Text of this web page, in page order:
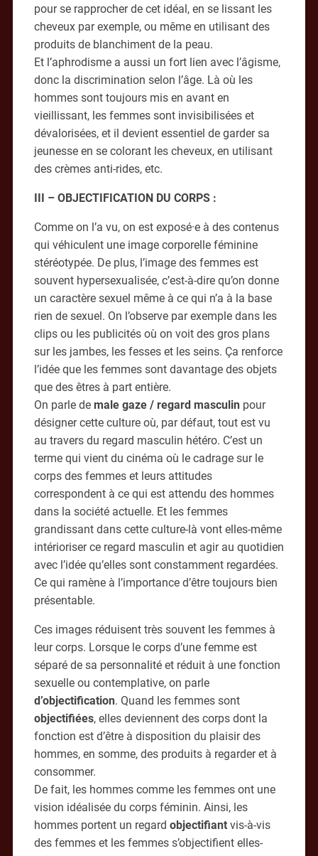
pour se rapprocher de cet idéal, en se lissant les
cheveux par exemple, ou même en utilisant des
produits de blanchiment de la peau.
Et l’aphrodisme a aussi un fort lien avec l’âgisme,
donc la discrimination selon l’âge. Là où les
hommes sont toujours mis en avant en
vieillissant, les femmes sont invisibilisées et
dévalorisées, et il devient essentiel de garder sa
jeunesse en se colorant les cheveux, en utilisant
des crèmes anti-rides, etc.
III – OBJECTIFICATION DU CORPS :
Comme on l’a vu, on est exposé·e à des contenus
qui véhiculent une image corporelle féminine
stéréotypée. De plus, l’image des femmes est
souvent hypersexualisée, c’est-à-dire qu’on donne
un caractère sexuel même à ce qui n’a à la base
rien de sexuel. On l’observe par exemple dans les
clips ou les publicités où on voit des gros plans
sur les jambes, les fesses et les seins. Ça renforce
l’idée que les femmes sont davantage des objets
que des êtres à part entière.
On parle demale gaze / regard masculinpour
désigner cette culture où, par défaut, tout est vu
au travers du regard masculin hétéro. C’est un
terme qui vient du cinéma où le cadrage sur le
corps des femmes et leurs attitudes
correspondent à ce qui est attendu des hommes
dans la société actuelle. Et les femmes
grandissant dans cette culture-là vont elles-même
intérioriser ce regard masculin et agir au quotidien
avec l’idée qu’elles sont constamment regardées.
Ce qui ramène à l’importance d’être toujours bien
présentable.
Ces images réduisent très souvent les femmes à
leur corps. Lorsque le corps d’une femme est
séparé de sa personnalité et réduit à une fonction
sexuelle ou contemplative, on parle
d’objectification. Quand les femmes sont
objectifiées, elles deviennent des corps dont la
fonction est d’être à disposition du plaisir des
hommes, en somme, des produits à regarder et à
consommer.
De fait, les hommes comme les femmes ont une
vision idéalisée du corps féminin. Ainsi, les
hommes portent un regard objectifiant vis-à-vis
des femmes et les femmes s’objectifient elles-